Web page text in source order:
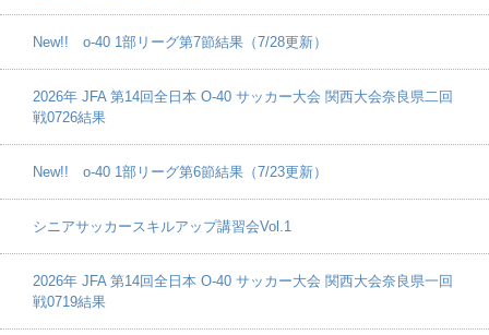
New!! o-40 1部リーグ第7節結果（7/28更新）
2026年 JFA 第14回全日本 O-40 サッカー大会 関西大会奈良県二回
戦0726結果
New!! o-40 1部リーグ第6節結果（7/23更新）
シニアサッカースキルアップ講習会Vol.1
2026年 JFA 第14回全日本 O-40 サッカー大会 関西大会奈良県一回
戦0719結果